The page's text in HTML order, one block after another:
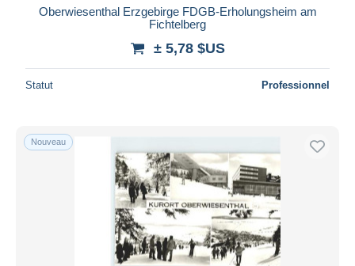
Oberwiesenthal Erzgebirge FDGB-Erholungsheim am
Fichtelberg
± 5,78 $US
Statut Professionnel
Nouveau